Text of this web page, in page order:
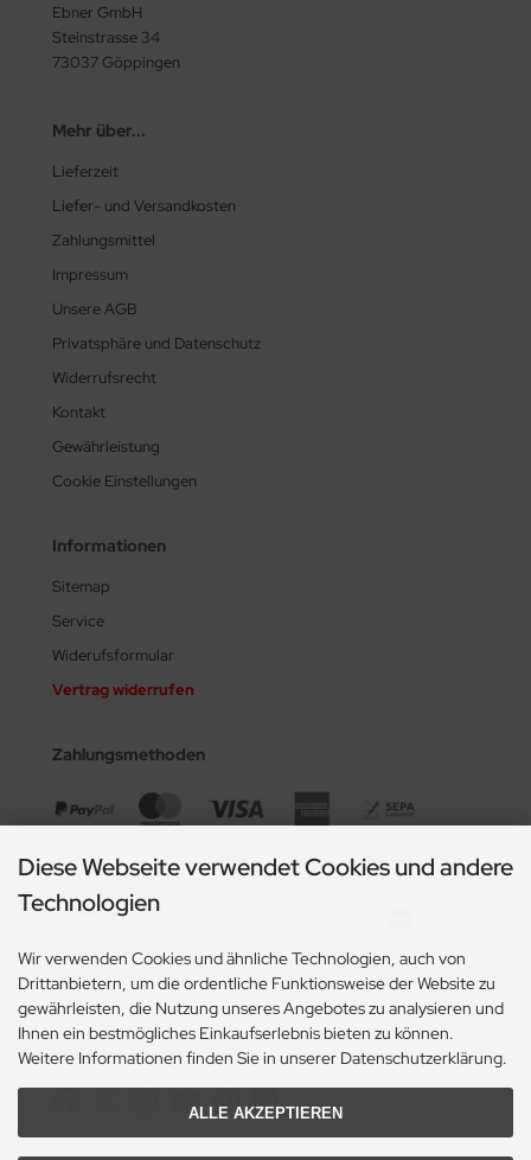
Ebner GmbH
Steinstrasse 34
73037 Göppingen
Mehr über...
Lieferzeit
Liefer- und Versandkosten
Zahlungsmittel
Impressum
Unsere AGB
Privatsphäre und Datenschutz
Widerrufsrecht
Kontakt
Gewährleistung
Cookie Einstellungen
Informationen
Sitemap
Service
Widerufsformular
Vertrag widerrufen
Zahlungsmethoden
Social Media
Diese Webseite verwendet Cookies und andere
Technologien
Wir verwenden Cookies und ähnliche Technologien, auch von
Drittanbietern, um die ordentliche Funktionsweise der Website zu
gewährleisten, die Nutzung unseres Angebotes zu analysieren und
Ihnen ein bestmögliches Einkaufserlebnis bieten zu können.
Weitere Informationen finden Sie in unserer Datenschutzerklärung.
ALLE AKZEPTIEREN